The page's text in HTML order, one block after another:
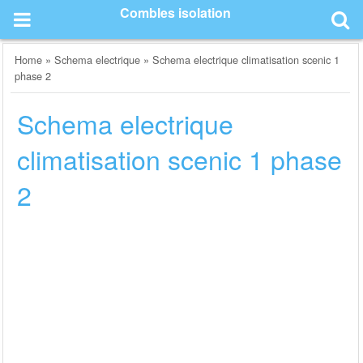
content
Combles isolation
Home »Schema electrique »Schema electrique climatisation scenic 1
phase 2
Schema electrique
climatisation scenic 1 phase
2